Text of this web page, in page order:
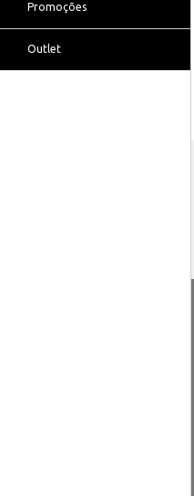
Promoções
Outlet